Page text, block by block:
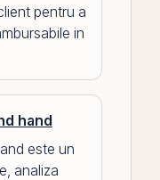
pentru a
in
hand
este un
analiza